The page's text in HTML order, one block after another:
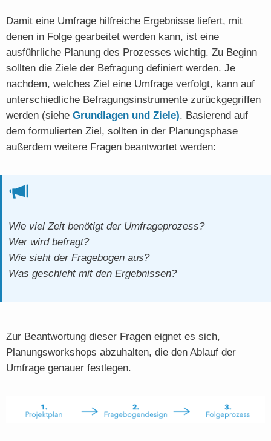
Damit eine Umfrage hilfreiche Ergebnisse liefert, mit
denen in Folge gearbeitet werden kann, ist eine
ausführliche Planung des Prozesses wichtig. Zu Beginn
sollten die Ziele der Befragung definiert werden. Je
nachdem, welches Ziel eine Umfrage verfolgt, kann auf
unterschiedliche Befragungsinstrumente zurückgegriffen
werden (siehe Grundlagen und Ziele). Basierend auf
dem formulierten Ziel, sollten in der Planungsphase
außerdem weitere Fragen beantwortet werden:
Wie viel Zeit benötigt der Umfrageprozess?
Wer wird befragt?
Wie sieht der Fragebogen aus?
Was geschieht mit den Ergebnissen?
Zur Beantwortung dieser Fragen eignet es sich,
Planungsworkshops abzuhalten, die den Ablauf der
Umfrage genauer festlegen.